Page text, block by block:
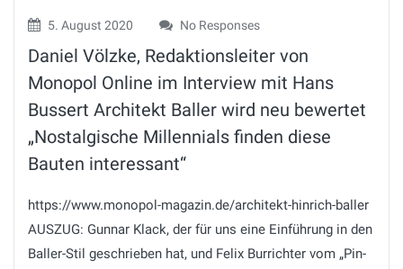
5. August 2020 No Responses
Daniel Völzke, Redaktionsleiter von
Monopol Online im Interview mit Hans
Bussert Architekt Baller wird neu bewertet
„Nostalgische Millennials finden diese
Bauten interessant“
https://www.monopol-magazin.de/architekt-hinrich-baller
AUSZUG: Gunnar Klack, der für uns eine Einführung in den
Baller-Stil geschrieben hat, und Felix Burrichter vom „Pin-